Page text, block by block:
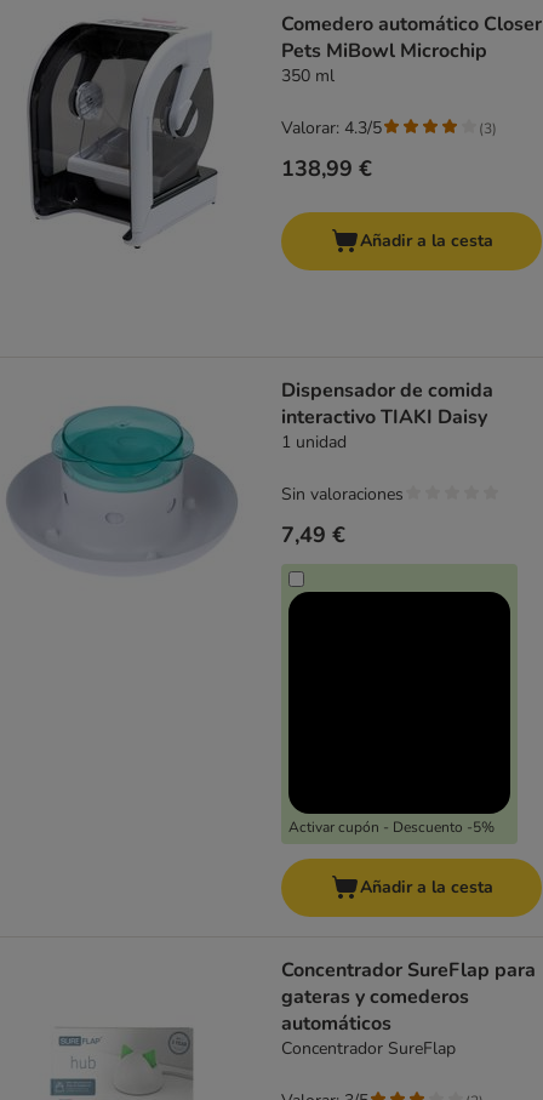
Comedero automático Closer
Pets MiBowl Microchip
350 ml
138,99 €
Valorar: 4.3/5 (3)
Añadir a la cesta
Dispensador de comida
interactivo TIAKI Daisy
1 unidad
7,49 €
Activar cupón - Descuento -5%
Sin valoraciones
Añadir a la cesta
Concentrador SureFlap para
gateras y comederos
automáticos
Concentrador SureFlap